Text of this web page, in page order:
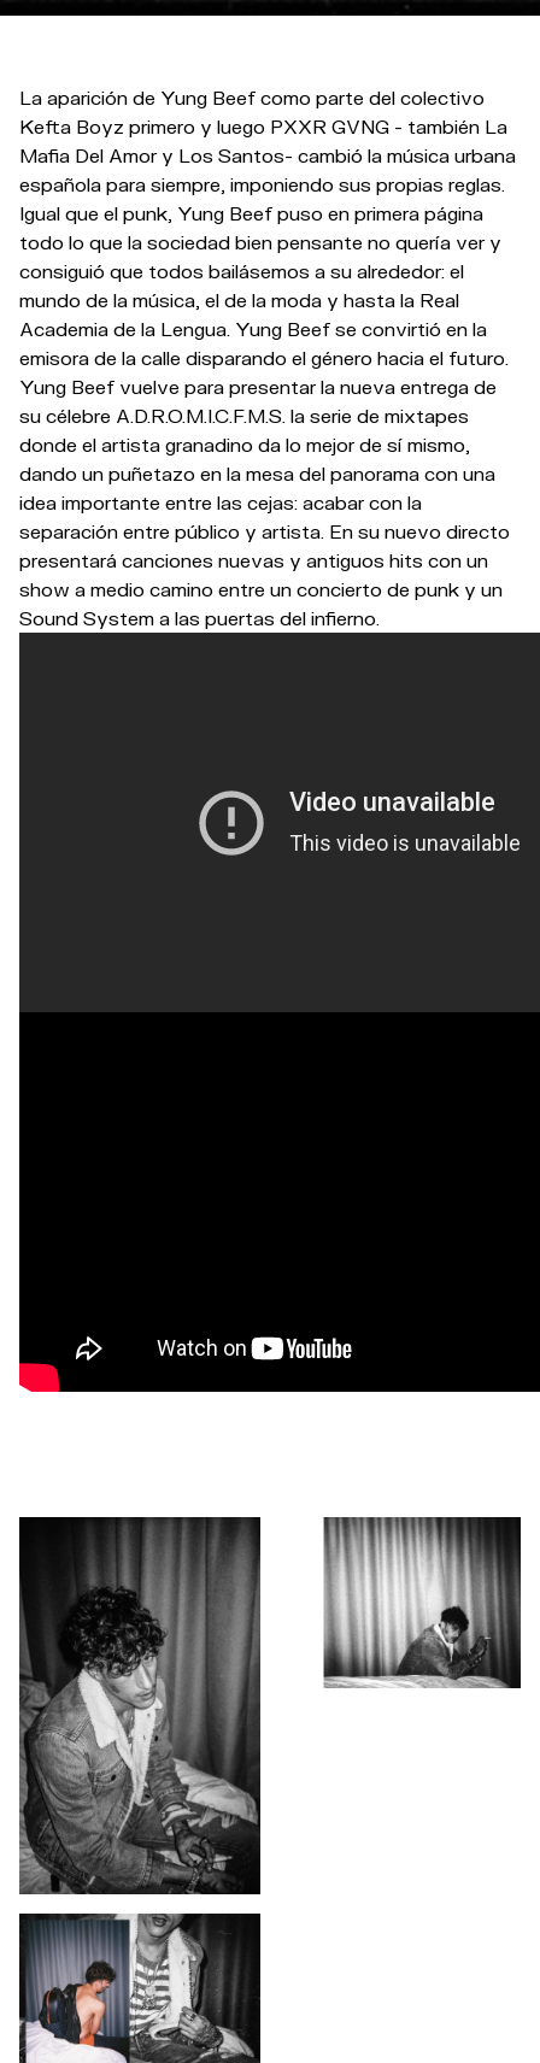
La aparición de Yung Beef como parte del colectivo
Kefta Boyz primero y luego PXXR GVNG - también La
Mafia Del Amor y Los Santos- cambió la música urbana
española para siempre, imponiendo sus propias reglas.
Igual que el punk, Yung Beef puso en primera página
todo lo que la sociedad bien pensante no quería ver y
consiguió que todos bailásemos a su alrededor: el
mundo de la música, el de la moda y hasta la Real
Academia de la Lengua. Yung Beef se convirtió en la
emisora de la calle disparando el género hacia el futuro.
Yung Beef vuelve para presentar la nueva entrega de
su célebre A.D.R.O.M.I.C.F.M.S. la serie de mixtapes
donde el artista granadino da lo mejor de sí mismo,
dando un puñetazo en la mesa del panorama con una
idea importante entre las cejas: acabar con la
separación entre público y artista. En su nuevo directo
presentará canciones nuevas y antiguos hits con un
show a medio camino entre un concierto de punk y un
Sound System a las puertas del infierno.